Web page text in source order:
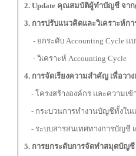
2. Update คุณสมบัติผู้ทำบัญชี จา
3. การปรับแนวคิดและวิเคราะห์
- ยกระดับ Accounting Cycle แบ
- วิเคราะห์ Accounting Cycle
4. การจัดเรียงความสำคัญ เพื่อว
- โครงสร้างองค์กร และความเ
- กระบวนการทำงานบัญชีทั้งใน
- ระบบสารสนเทศทางการบัญชี
5. การยกระดับการจัดทำสมุดบัญ